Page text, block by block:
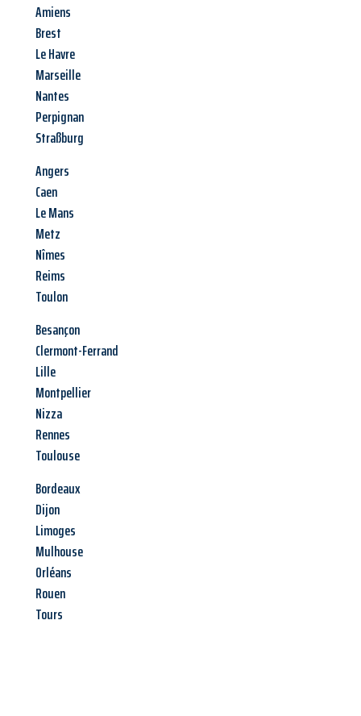
Amiens
Brest
Le Havre
Marseille
Nantes
Perpignan
Straßburg
Angers
Caen
Le Mans
Metz
Nîmes
Reims
Toulon
Besançon
Clermont-Ferrand
Lille
Montpellier
Nizza
Rennes
Toulouse
Bordeaux
Dijon
Limoges
Mulhouse
Orléans
Rouen
Tours